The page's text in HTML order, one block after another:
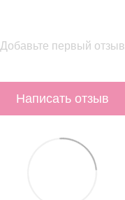
Добавьте первый отзыв
Написать отзыв